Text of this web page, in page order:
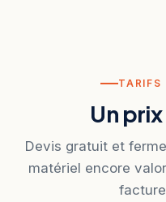
TARIFS
Un
Devis gratuit et
matériel encore